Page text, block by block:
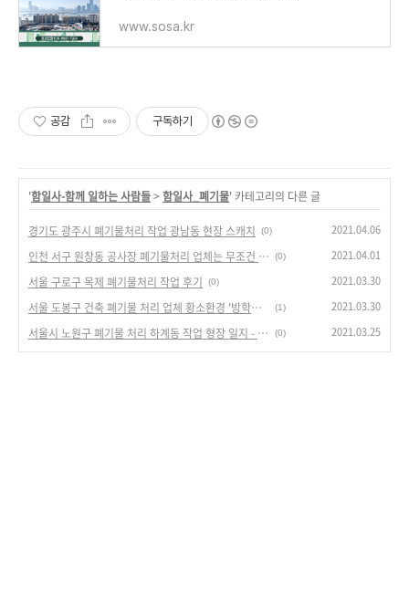
www.sosa.kr
공감 구독하기
'함일사-함께 일하는 사람들> 함일사_폐기물' 카테고리의 다른 글
경기도 광주시 폐기물처리 작업 광남동 현장 스캐치 (0) 2021.04.06
인천 서구 원창동 공사장 폐기물처리 업체는 무조건 전문업체에 연락하세요! (0) 2021.04.01
서울 구로구 목제 폐기물처리 작업 후기 (0) 2021.03.30
서울 도봉구 건축 폐기물 처리 업체 황소환경 '방학동 작업 스케치' (1) 2021.03.30
서울시 노원구 폐기물 처리 하계동 작업 형장 일지 - 황소환경 (0) 2021.03.25